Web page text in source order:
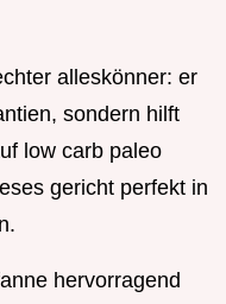
alleskönner: er
sondern hilft
low carb paleo
gericht perfekt in
hervorragend